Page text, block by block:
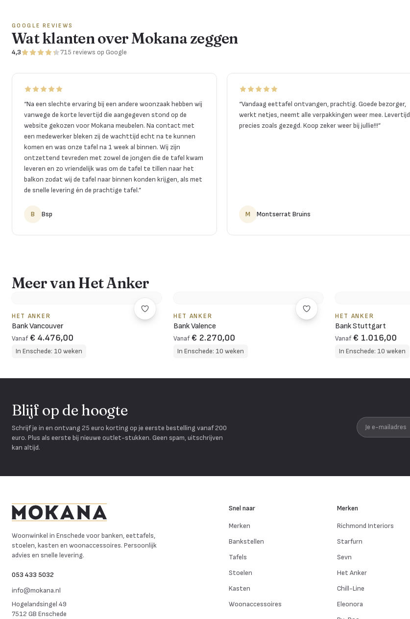
GOOGLE REVIEWS
Wat klanten over Mokana zeggen
4,3 715 reviews op Google
“Na een slechte ervaring bij een andere woonzaak hebben wij
vanwege de korte levertijd die aangegeven stond op de
website gekozen voor Mokana meubelen. Na contact met
een medewerker bleken zij de wachttijd echt na te kunnen
komen en was onze tafel na 1 week al binnen. Wij zijn
ontzettend tevreden met zowel de jongen die de tafel kwam
leveren en zo vriendelijk was om de tafel te tillen naar het
balkon zodat wij de tafel naar binnen konden krijgen, als met
de snelle levering én de prachtige tafel.”
B Bsp
“Vandaag eettafel ontvangen, prachtig. Goede bezorger,
werkt netjes, neemt alle verpakkingen weer mee. Levertijd
precies zoals gezegd. Koop zeker weer bij jullie!!!”
M Montserrat Bruins
Meer van Het Anker
HET ANKER
Bank Vancouver
Vanaf € 4.476,00
In Enschede: 10 weken
HET ANKER
Bank Valence
Vanaf € 2.270,00
In Enschede: 10 weken
HET ANKER
Bank Stuttgart
Vanaf € 1.016,00
In Enschede: 10 weken
Blijf op de hoogte
Schrijf je in en ontvang 25 euro korting op je eerste bestelling vanaf 200
euro. Plus als eerste bij nieuwe outlet-stukken. Geen spam, uitschrijven
kan altijd.
Je e-mailadres
Woonwinkel in Enschede voor banken, eettafels,
stoelen, kasten en woonaccessoires. Persoonlijk
advies en snelle levering.
053 433 5032
info@mokana.nl
Hogelandsingel 49
7512 GB Enschede
Snel naar
Merken
Bankstellen
Tafels
Stoelen
Kasten
Woonaccessoires
Merken
Richmond Interiors
Starfurn
Sevn
Het Anker
Chill-Line
Eleonora